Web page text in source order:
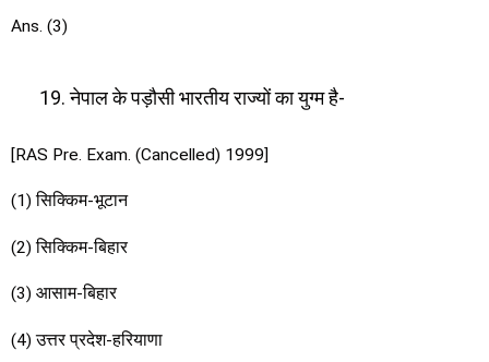
Ans. (3)
नेपाल के पड़ौसी भारतीय राज्यों का युग्म है-
[RAS Pre. Exam. (Cancelled) 1999]
(1) सिक्किम-भूटान
(2) सिक्किम-बिहार
(3) आसाम-बिहार
(4) उत्तर प्रदेश-हरियाणा